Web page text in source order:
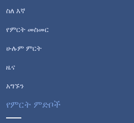
ስለ እኛ
የምርት መስመር
ሁሉም ምርት
ዜና
አግኙን
የምርት ምድቦች